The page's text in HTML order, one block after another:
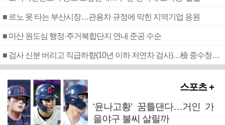
■ 르노 못 타는 부산시장…관용차 규정에 막힌 지역기업 응원
■ 마산 원도심 행정·주거복합단지 연내 준공 수순
■ 검사 신분 버리고 직급하향(10년 이하 저연차 검사)…檢 중수청행 기피
스포츠 +
‘윤나고황’ 꿈틀댄다…거인 가
을야구 불씨 살릴까